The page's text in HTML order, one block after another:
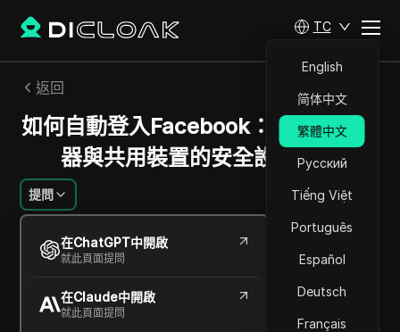
TC
English
简体中文
繁體中文
Русский
Tiếng Việt
Português
Español
Deutsch
Français
返回
如何自動登入Facebook：手機、瀏覽
器與共用裝置的安全設定步驟
提問
在ChatGPT中開啟
就此頁面提問
在Claude中開啟
就此頁面提問
Emily Grace
2026年5月 12 分鐘 閱讀
Copy Link